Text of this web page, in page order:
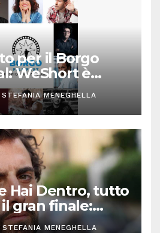
per il Borgo
WeShort è
prima edizione
STEFANIA MENEGHELLA
Hai Dentro, tutto
gran finale:
Oliveri
STEFANIA MENEGHELLA